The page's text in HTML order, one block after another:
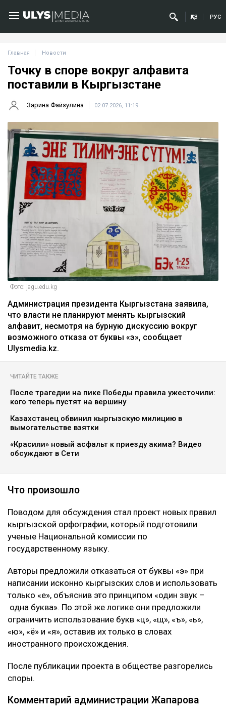
ҚАЗ РУС
Главная Новости
Точку в споре вокруг алфавита
поставили в Кыргызстане
Зарина Файзулина 02.07.2026, 11:19
Фото: jagu.edu.kg
Администрация президента Кыргызстана заявила,
что власти не планируют менять кыргызский
алфавит, несмотря на бурную дискуссию вокруг
возможного отказа от буквы «э», сообщает
Ulysmedia.kz.
ЧИТАЙТЕ ТАКЖЕ
После трагедии на пике Победы правила ужесточили:
кого теперь пустят на вершину
Казахстанец обвинил кыргызскую милицию в
вымогательстве взятки
«Красили» новый асфальт к приезду акима? Видео
обсуждают в Сети
Что произошло
Поводом для обсуждения стал проект новых правил
кыргызской орфографии, который подготовили
ученые Национальной комиссии по
государственному языку.
Авторы предложили отказаться от буквы «э» при
написании исконно кыргызских слов и использовать
только «е», объяснив это принципом «один звук –
одна буква». По этой же логике они предложили
ограничить использование букв «ц», «щ», «ъ», «ь»,
«ю», «ё» и «я», оставив их только в словах
иностранного происхождения.
После публикации проекта в обществе разгорелись
споры.
Комментарий администрации Жапарова